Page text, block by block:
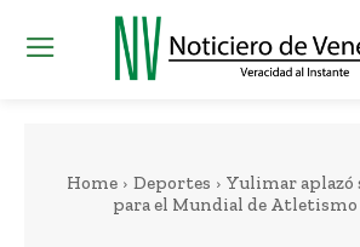
Home Deportes
Yulimar aplazó
para el Mundial de Atletismo